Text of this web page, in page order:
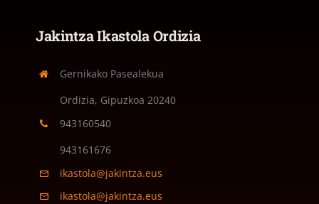
Jakintza Ikastola Ordizia
Gernikako Pasealekua
Ordizia, Gipuzkoa 20240
943160540
943161676
ikastola@jakintza.eus
ikastola@jakintza.eus